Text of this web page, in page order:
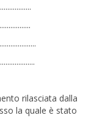
rilasciata dalla
la quale è stato